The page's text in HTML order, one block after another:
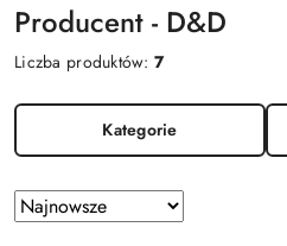
Producent - D&D
Liczba produktów:7
Kategorie
Zastosowano
sortowanie:
Sortuj
według